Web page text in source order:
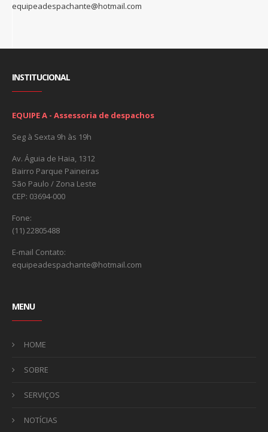
equipeadespachante@hotmail.com
INSTITUCIONAL
EQUIPE A - Assessoria de despachos
Seg à Sexta 9h às 19h
Av. Águia de Haia, 1312
Bairro Parque Paineiras
São Paulo / Zona Leste
CEP: 03694-000
Fone:
(11) 22805488
E-mail Contato:
equipeadespachante@hotmail.com
MENU
HOME
SOBRE
SERVIÇOS
NOTÍCIAS